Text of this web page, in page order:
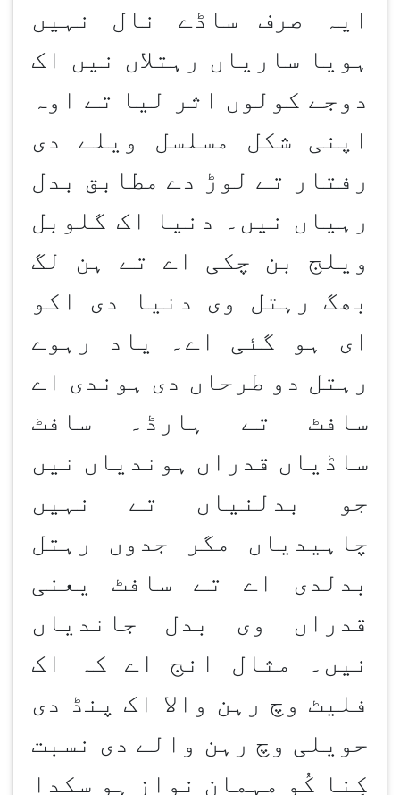
ایہ صرف ساڈے نال نہیں
ہویا ساریاں رہتلاں نیں اک
دوجے کولوں اثر لیا تے اوہ
اپنی شکل مسلسل ویلے دی
رفتار تے لوڑ دے مطابق بدل
رہیاں نیں۔ دنیا اک گلوبل
ویلج بن چکی اے تے ہن لگ
بھگ رہتل وی دنیا دی اکو
ای ہو گئی اے۔ یاد رہوے
رہتل دو طرحاں دی ہوندی اے
سافٹ تے ہارڈ۔ سافٹ
ساڈیاں قدراں ہوندیاں نیں
جو بدلنیاں تے نہیں
چاہیدیاں مگر جدوں رہتل
بدلدی اے تے سافٹ یعنی
قدراں وی بدل جاندیاں
نیں۔ مثال انج اے کہ اک
فلیٹ وچ رہن والا اک پنڈ دی
حویلی وچ رہن والے دی نسبت
کِنا کُو مہمان نواز ہو سکدا